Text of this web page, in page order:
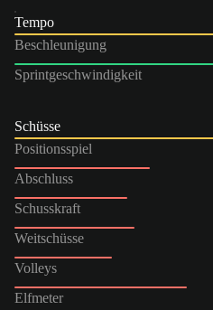
Tempo
Beschleunigung
Sprintgeschwindigkeit
Schüsse
Positionsspiel
Abschluss
Schusskraft
Weitschüsse
Volleys
Elfmeter